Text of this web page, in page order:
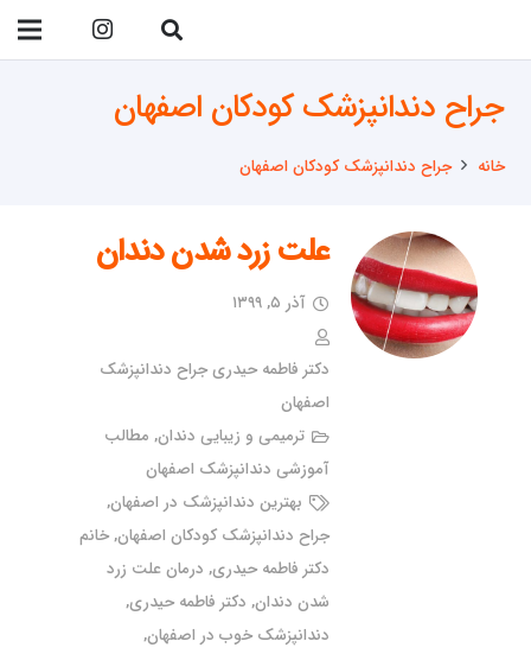
جراح دندانپزشک کودکان اصفهان
خانه جراح دندانپزشک کودکان اصفهان
علت زرد شدن دندان
آذر ۵, ۱۳۹۹
دکتر فاطمه حیدری جراح دندانپزشک
اصفهان
ترمیمی و زیبایی دندان, مطالب
آموزشی دندانپزشک اصفهان
بهترین دندانپزشک در اصفهان,
جراح دندانپزشک کودکان اصفهان,خانم
دکتر فاطمه حیدری, درمان علت زرد
شدن دندان, دکتر فاطمه حیدری,
دندانپزشک خوب در اصفهان,